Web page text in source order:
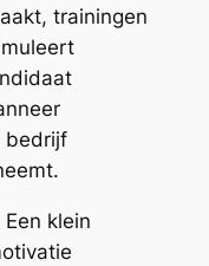
trainingen
bedrijf
klein